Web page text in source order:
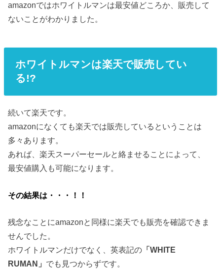
amazonではホワイトルマンは最安値どころか、販売して
ないことがわかりました。
ホワイトルマンは楽天で販売してい
る!?
続いて楽天です。
amazonになくても楽天では販売しているということは
多々あります。
あれば、楽天スーパーセールと絡ませることによって、
最安値購入も可能になります。
その結果は・・・！！
残念なことにamazonと同様に楽天でも販売を確認できま
せんでした。
ホワイトルマンだけでなく、英表記の 「WHITE
RUMAN」 でも見つからずです。